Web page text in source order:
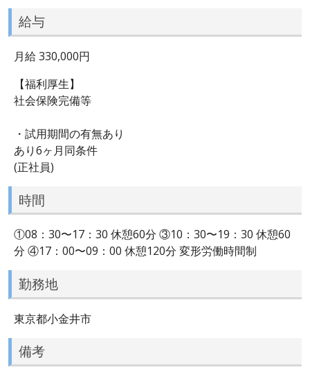
給与
月給 330,000円
【福利厚生】
社会保険完備等
・試用期間の有無あり
あり6ヶ月同条件
(正社員)
時間
①08：30〜17：30 休憩60分 ③10：30〜19：30 休憩60
分 ④17：00〜09：00 休憩120分 変形労働時間制
勤務地
東京都小金井市
備考